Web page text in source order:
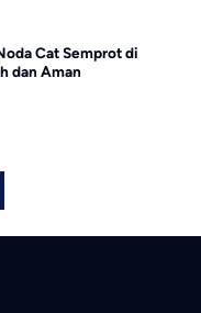
Cat Semprot di
dan Aman